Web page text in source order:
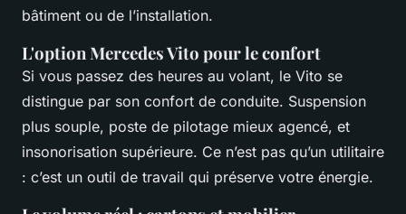
bâtiment ou de l’installation.
L'option Mercedes Vito pour le confort
Si vous passez des heures au volant, le Vito se
distingue par son confort de conduite. Suspension
plus souple, poste de pilotage mieux agencé, et
insonorisation supérieure. Ce n’est pas qu’un utilitaire
: c’est un outil de travail qui préserve votre énergie.